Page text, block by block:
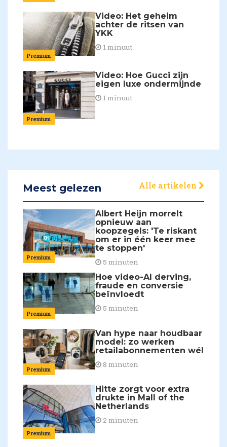
Premium
Video: Het geheim
achter de ritsen van
YKK
1 minuut
Premium
Video: Hoe Gucci zijn
eigen luxe ondermijnde
1 minuut
Meest gelezen Alle artikelen
Premium
Albert Heijn morrelt
opnieuw aan
koopzegels: 'Te riskant
om er in één keer mee
te stoppen'
5 minuten
Premium
Hoe video-AI derving,
fraude en conversie
beïnvloedt
5 minuten
Premium
Van hype naar houdbaar
model: zo werken
retailabonnementen wél
8 minuten
Premium
Hitte zorgt voor extra
drukte in Mall of the
Netherlands
2 minuten